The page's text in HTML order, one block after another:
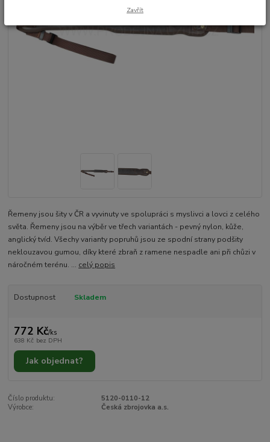
Řemeny jsou šity v ČR a vyvinuty ve spolupráci s myslivci a lovci z celého
světa. Řemeny jsou na výběr ve třech variantách - pevný nylon, kůže,
anglický tvíd. Všechy varianty popruhů jsou ze spodní strany podšity
neklouzavou gumou, díky které zbraň z ramene nespadle ani při chůzi v
náročném terénu. ... celý popis
Dostupnost Skladem
772 Kč/ks
638 Kč bez DPH
Jak objednat?
Číslo produktu:
5120-0110-12
Výrobce:
Česká zbrojovka a.s.
Zavřít